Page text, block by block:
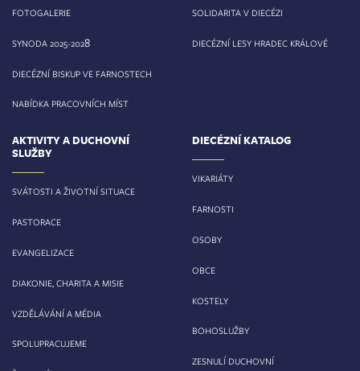
FOTOGALERIE
SYNODA 2025-2028
DIECÉZNÍ BISKUP VE FARNOSTECH
NABÍDKA PRACOVNÍCH MÍST
SOLIDARITA V DIECÉZI
DIECÉZNÍ LESY HRADEC KRÁLOVÉ
AKTIVITY A DUCHOVNÍ
SLUŽBY
SVÁTOSTI A ŽIVOTNÍ SITUACE
PASTORACE
EVANGELIZACE
DIAKONIE, CHARITA A MISIE
VZDĚLÁVÁNÍ A MÉDIA
SPOLUPRACUJEME
DIECÉZNÍ KATALOG
VIKARIÁTY
FARNOSTI
OSOBY
OBCE
KOSTELY
BOHOSLUŽBY
ZESNULÍ DUCHOVNÍ